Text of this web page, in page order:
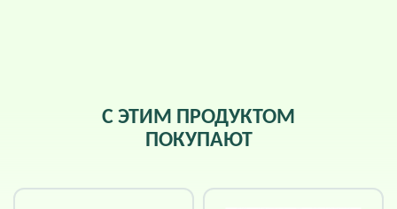
С ЭТИМ ПРОДУКТОМ
ПОКУПАЮТ